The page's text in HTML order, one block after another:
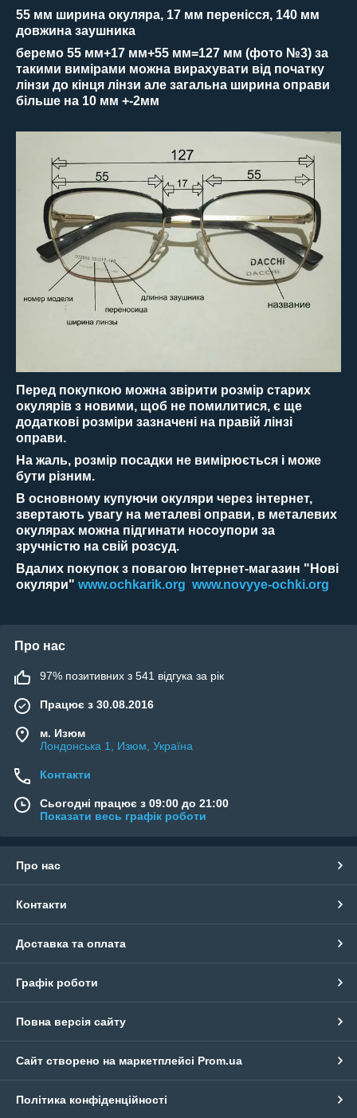
55 мм ширина окуляра, 17 мм перенісся, 140 мм
довжина заушника
беремо 55 мм+17 мм+55 мм=127 мм (фото №3) за
такими вимірами можна вирахувати від початку
лінзи до кінця лінзи але загальна ширина оправи
більше на 10 мм +-2мм
Перед покупкою можна звірити розмір старих
окулярів з новими, щоб не помилитися, є ще
додаткові розміри зазначені на правій лінзі
оправи.
На жаль, розмір посадки не вимірюється і може
бути різним.
В основному купуючи окуляри через інтернет,
звертають увагу на металеві оправи, в металевих
окулярах можна підгинати носоупори за
зручністю на свій розсуд.
Вдалих покупок з повагою Інтернет-магазин "Нові
окуляри" www.ochkarik.org www.novyye-ochki.org
Про нас
97% позитивних з 541 відгука за рік
Працює з 30.08.2016
м. Изюм
Лондонська 1, Изюм, Україна
Контакти
Сьогодні працює з 09:00 до 21:00
Показати весь графік роботи
Про нас
Контакти
Доставка та оплата
Графік роботи
Повна версія сайту
Сайт створено на маркетплейсі Prom.ua
Політика конфіденційності